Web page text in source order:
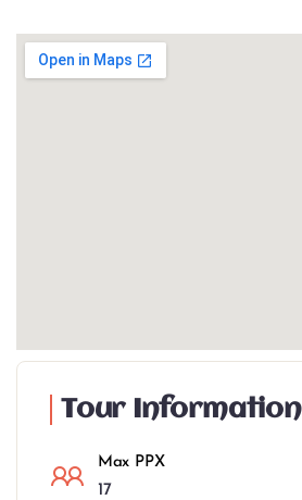
Tour Information
Max PPX
17